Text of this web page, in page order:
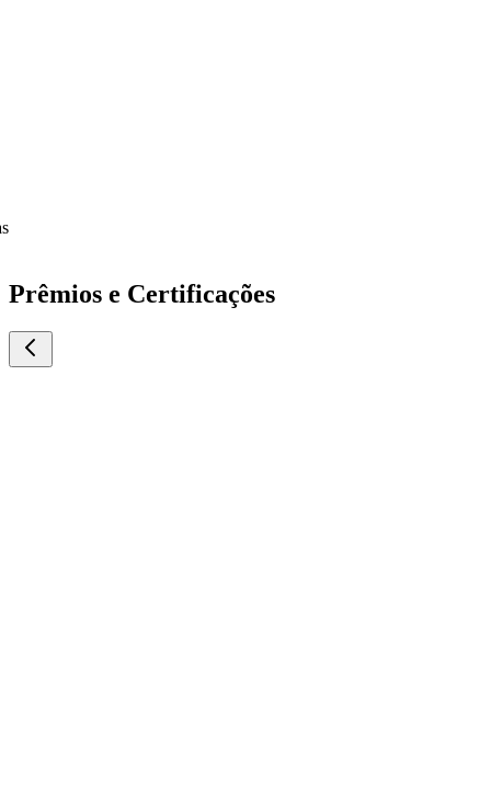
Prêmios e Certificações